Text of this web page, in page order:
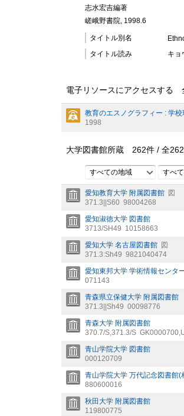
志水宏吉編著
嵯峨野書院, 1998.6
タイトル別名
タイトル読み
キョ
電子リソースにアクセスする
教育のエスノグラフィー : 学校
1998
大学図書館所蔵 262件 / 全262
すべての地域 すべ
愛知教育大学 附属図書館 図
371.3||S60 98004268
愛知淑徳大学 図書館
3713/SH49 10158663
愛知大学 名古屋図書館 図
371.3:Sh49 9821040474
愛知東邦大学 学術情報センタ
071143
青森県立保健大学 附属図書館
371.3||Sh49 00098776
青森大学 附属図書館
370.7/S,371.3/S
青山学院大学 図書館
000120709
青山学院大学 万代記念図書館(
880600016
秋田大学 附属図書館
119800775